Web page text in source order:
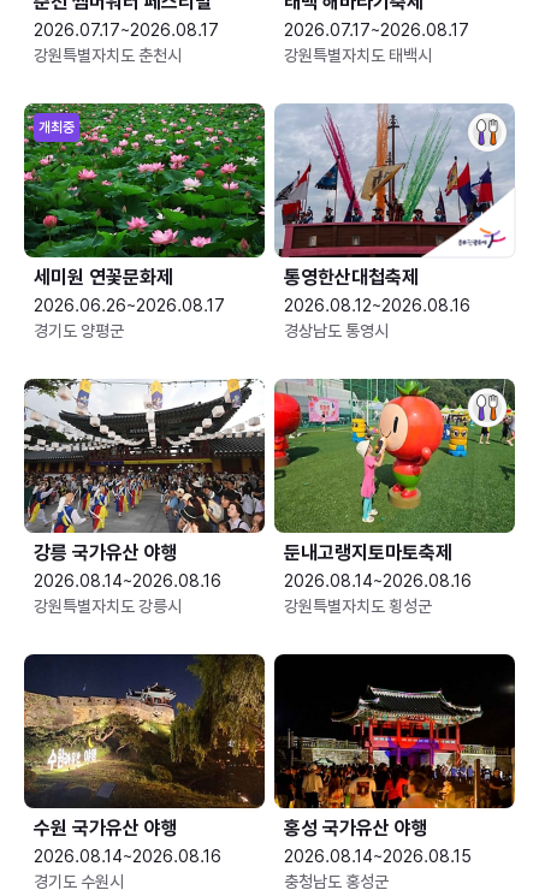
2026.07.17~2026.08.17
강원특별자치도 춘천시
2026.07.17~2026.08.17
강원특별자치도 태백시
개최중
세미원 연꽃문화제
2026.06.26~2026.08.17
경기도 양평군
통영한산대첩축제
2026.08.12~2026.08.16
경상남도 통영시
강릉 국가유산 야행
2026.08.14~2026.08.16
강원특별자치도 강릉시
둔내고랭지토마토축제
2026.08.14~2026.08.16
강원특별자치도 횡성군
수원 국가유산 야행
2026.08.14~2026.08.16
경기도 수원시
홍성 국가유산 야행
2026.08.14~2026.08.15
충청남도 홍성군